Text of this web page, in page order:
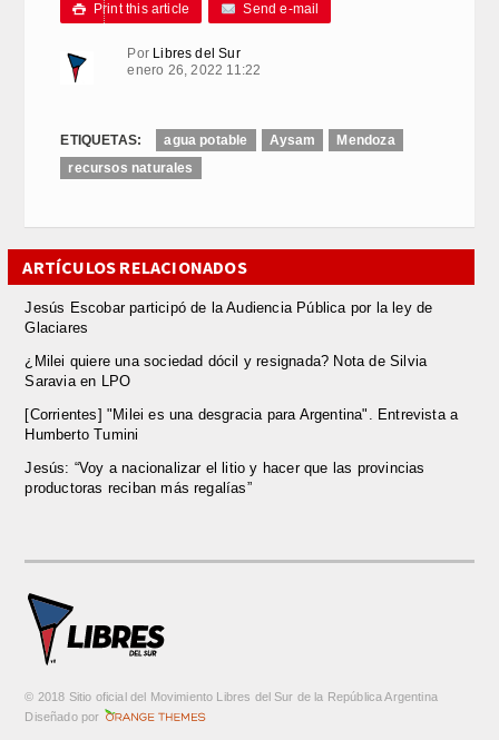
 Print this article Send e-mail
Por Libres del Sur
enero 26, 2022 11:22
ETIQUETAS: agua potable Aysam
Mendoza
recursos naturales
ARTÍCULOS RELACIONADOS
Jesús Escobar participó de la Audiencia Pública por la ley de
Glaciares
¿Milei quiere una sociedad dócil y resignada? Nota de Silvia
Saravia en LPO
[Corrientes] "Milei es una desgracia para Argentina". Entrevista a
Humberto Tumini
Jesús: “Voy a nacionalizar el litio y hacer que las provincias
productoras reciban más regalías”
© 2018 Sitio oficial del Movimiento Libres del Sur de la República Argentina
Diseñado por